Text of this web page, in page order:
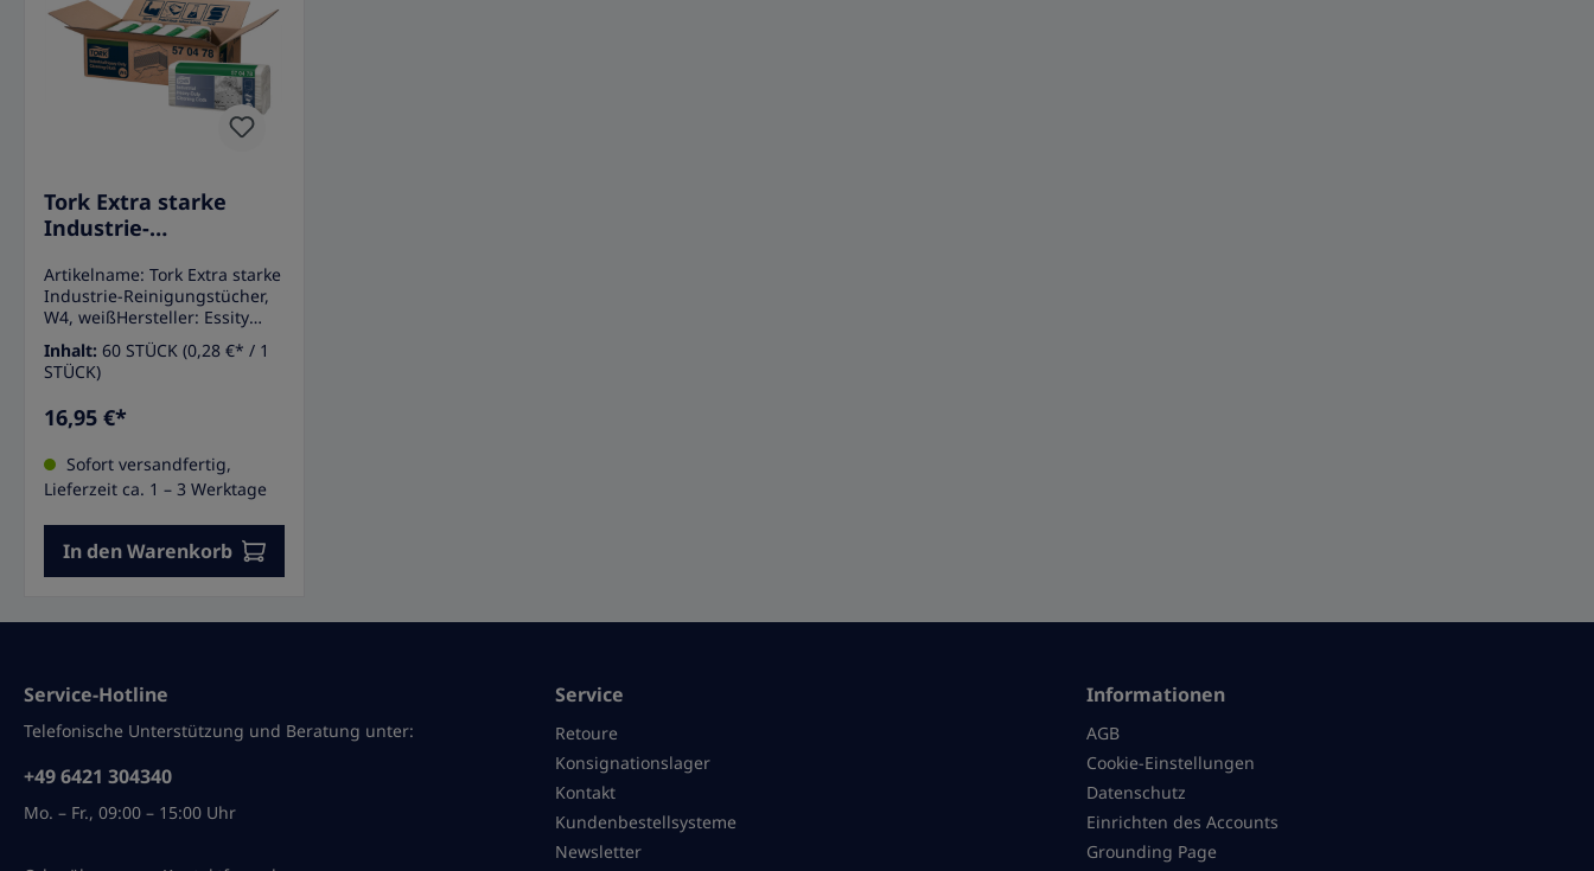
Tork Extra starke
Industrie-
weiß
Artikelname: Tork Extra starke
Industrie-Reinigungstücher,
W4, weißHersteller: Essity
Professional Hygiene
Germany GmbH
AnwendungsgebieteTork
Reinigungstücher sind
ideal für schwere
Reinigungsaufgaben. Sie
hartnäckige
Verschmutzungen sicher und
schützen die Hände. Das
CO2-Emissionen für Tork
exelCLEAN™ wurden seit 2011
um 28 % gesenkt.
Eigenschaften• Tork Extra
starke Industrie-
Reinigungstücher, weiß•
Voluminöses Tuch schützt
Inhalt: 60 STÜCK (0,28 €* / 1
STÜCK)
16,95 €*
Sofort versandfertig,
Lieferzeit ca. 1 – 3 Werktage
In den Warenkorb
Service-Hotline
Telefonische Unterstützung und Beratung unter:
+49 6421 304340
Mo. – Fr., 09:00 – 15:00 Uhr
Service
Retoure
Konsignationslager
Kontakt
Kundenbestellsysteme
Newsletter
Informationen
AGB
Cookie-Einstellungen
Datenschutz
Einrichten des Accounts
Grounding Page